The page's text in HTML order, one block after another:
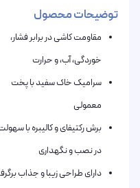
توضیحات محصول
مقاومت کاشی در برابر فشار،
خوردگی، آب، و حرارت
سرامیک خاک سفید با پخت
معمولی
برش رکتیفای و کالیبره با سهولت
در نصب و نگهداری
دارای طراحی زیبا و جذاب برگرفته